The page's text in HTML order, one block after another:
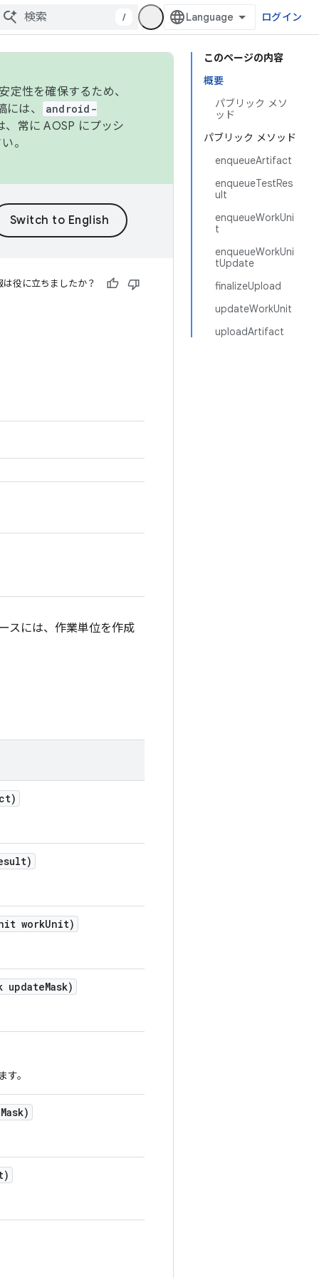
/ ログイン
このページの内容
概要
パブリック メソ
ッド
パブリック メソッド
enqueueArtifact
enqueueTestRes
ult
enqueueWorkUni
t
enqueueWorkUni
tUpdate
finalizeUpload
updateWorkUnit
uploadArtifact
性を確保するため、
は、
android-
常に AOSP にプッシ
。
は役に立ちましたか？
スには、作業単位を作成
workUnit)
updateMask)
。
Mask)